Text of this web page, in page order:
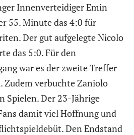
Innenverteidiger Emin
55. Minute das 4:0 für
Der gut aufgelegte Nicolo
das 5:0. Für den
war es der zweite Treffer
Zudem verbuchte Zaniolo
Spielen. Der 23-Jährige
damit viel Hoffnung und
Den Endstand